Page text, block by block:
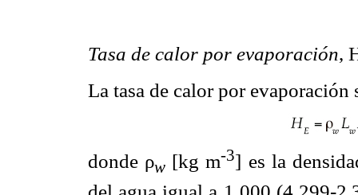
Tasa de calor por evaporación,
La tasa de calor por evaporación
donde ρw [kg m-3] es la